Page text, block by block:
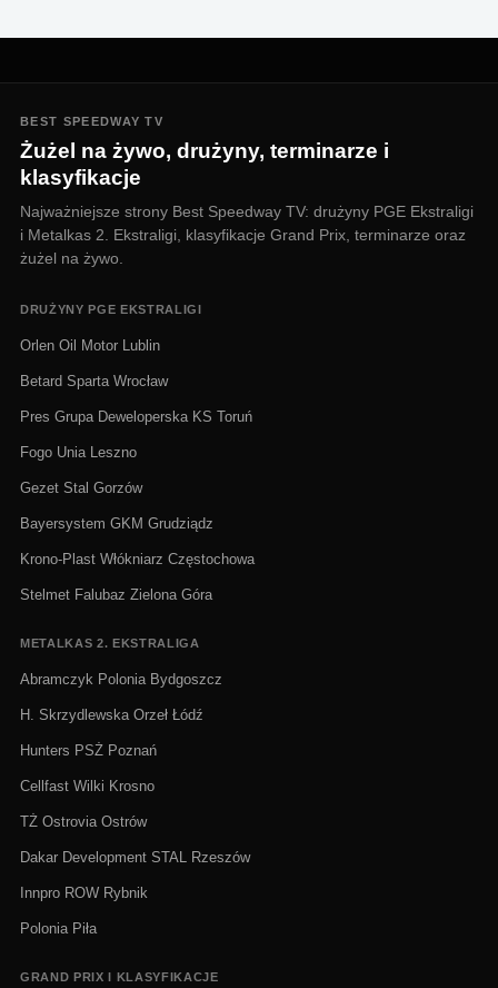
BEST SPEEDWAY TV
Żużel na żywo, drużyny, terminarze i
klasyfikacje
Najważniejsze strony Best Speedway TV: drużyny PGE Ekstraligi
i Metalkas 2. Ekstraligi, klasyfikacje Grand Prix, terminarze oraz
żużel na żywo.
DRUŻYNY PGE EKSTRALIGI
Orlen Oil Motor Lublin
Betard Sparta Wrocław
Pres Grupa Deweloperska KS Toruń
Fogo Unia Leszno
Gezet Stal Gorzów
Bayersystem GKM Grudziądz
Krono-Plast Włókniarz Częstochowa
Stelmet Falubaz Zielona Góra
METALKAS 2. EKSTRALIGA
Abramczyk Polonia Bydgoszcz
H. Skrzydlewska Orzeł Łódź
Hunters PSŻ Poznań
Cellfast Wilki Krosno
TŻ Ostrovia Ostrów
Dakar Development STAL Rzeszów
Innpro ROW Rybnik
Polonia Piła
GRAND PRIX I KLASYFIKACJE